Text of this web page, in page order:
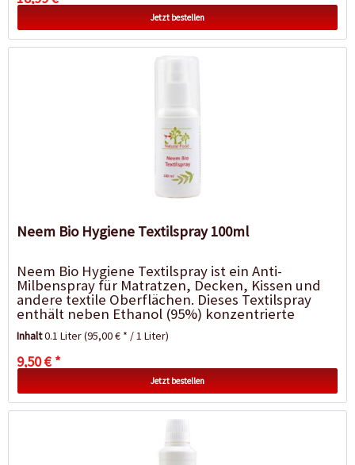
Jetzt bestellen
Neem Bio Hygiene Textilspray 100ml
Neem Bio Hygiene Textilspray ist ein Anti-
Milbenspray für Matratzen, Decken, Kissen und
andere textile Oberflächen. Dieses Textilspray
enthält neben Ethanol (95%) konzentrierte
Wirkstoffe aus dem Neemöl...
Inhalt0.1 Liter(95,00 € * / 1 Liter)
9,50 € *
Jetzt bestellen